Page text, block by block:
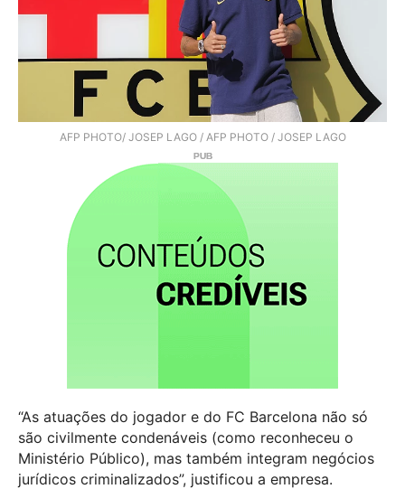
AFP PHOTO/ JOSEP LAGO / AFP PHOTO / JOSEP LAGO
“As atuações do jogador e do FC Barcelona não só
são civilmente condenáveis (como reconheceu o
Ministério Público), mas também integram negócios
jurídicos criminalizados”, justificou a empresa.